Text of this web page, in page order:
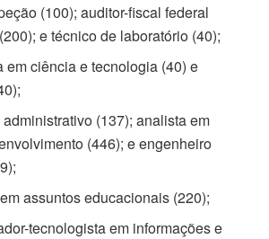
(100); auditor-fiscal federal
e técnico de laboratório (40);
em ciência e tecnologia (40) e
(137); analista em
(446); e engenheiro
assuntos educacionais (220);
tecnologista em informações e